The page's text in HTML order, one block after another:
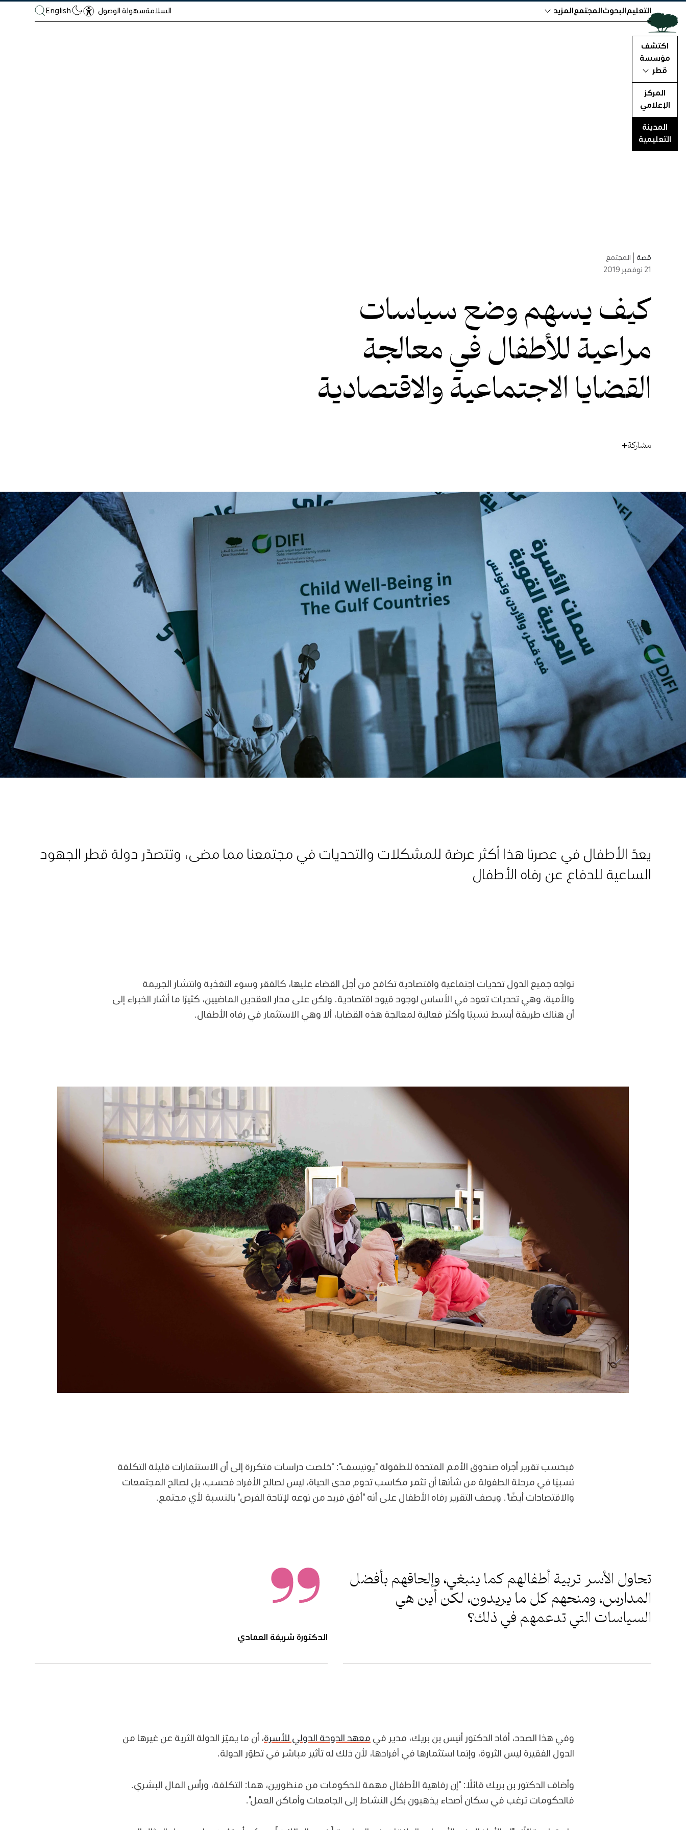
اكتشف
مؤسسة
قطر
المركز
الإعلامي
المدينة
التعليمية
التعليمالبحوثالمجتمعالمزيد السلامةسهولة الوصول English
قصة المجتمع
21 نوفمبر 2019
كيف يسهم وضع سياسات
مراعية للأطفال في معالجة
القضايا الاجتماعية والاقتصادية
مشاركة
يعدّ الأطفال في عصرنا هذا أكثر عرضة للمشكلات والتحديات في مجتمعنا مما مضى، وتتصدّر دولة قطر الجهود
الساعية للدفاع عن رفاه الأطفال
تواجه جميع الدول تحديات اجتماعية واقتصادية تكافح من أجل القضاء عليها، كالفقر وسوء التغذية وانتشار الجريمة
والأمية، وهي تحديات تعود في الأساس لوجود قيود اقتصادية. ولكن على مدار العقدين الماضيين، كثيرًا ما أشار الخبراء إلى
أن هناك طريقة أبسط نسبيًا وأكثر فعالية لمعالجة هذه القضايا، ألا وهي الاستثمار في رفاه الأطفال.
فبحسب تقرير أجراه صندوق الأمم المتحدة للطفولة "يونيسف": "خلصت دراسات متكررة إلى أن الاستثمارات قليلة التكلفة
نسبيًا في مرحلة الطفولة من شأنها أن تثمر مكاسب تدوم مدى الحياة، ليس لصالح الأفراد فحسب، بل لصالح المجتمعات
والاقتصادات أيضًا". ويصف التقرير رفاه الأطفال على أنه "أفق فريد من نوعه لإتاحة الفرص" بالنسبة لأي مجتمع.
تحاول الأسر تربية أطفالهم كما ينبغي، وإلحاقهم بأفضل
المدارس، ومنحهم كل ما يريدون، لكن أين هي
السياسات التي تدعمهم في ذلك؟
الدكتورة شريفة العمادي
وفي هذا الصدد، أفاد الدكتور أنيس بن بريك، مدير في معهد الدوحة الدولي للأسرة، أن ما يميّز الدولة الثرية عن غيرها من
الدول الفقيرة ليس الثروة، وإنما استثمارها في أفرادها، لأن ذلك له تأثير مباشر في تطوّر الدولة.
وأضاف الدكتور بن بريك قائلًا: "إن رفاهية الأطفال مهمة للحكومات من منظورين، هما: التكلفة، ورأس المال البشري.
فالحكومات ترغب في سكان أصحاء يذهبون بكل النشاط إلى الجامعات وأماكن العمل".